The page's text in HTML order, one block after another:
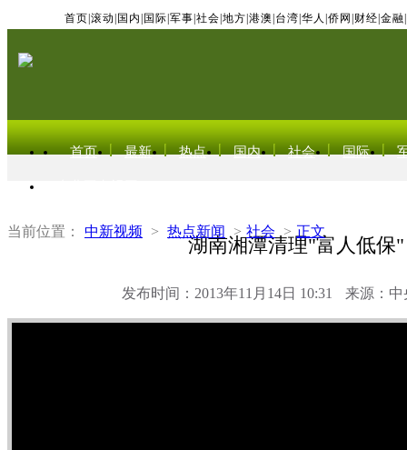
首页 滚动 国内 国际 军事 社会 地方 港澳 台湾 华人 侨网 财经 金融
首页 最新 热点 国内 社会 国际
当前位置： 中新视频 > 热点新闻 > 社会 > 正文
湖南湘潭清理"富人低保"
发布时间：2013年11月14日 10:31 来源：中